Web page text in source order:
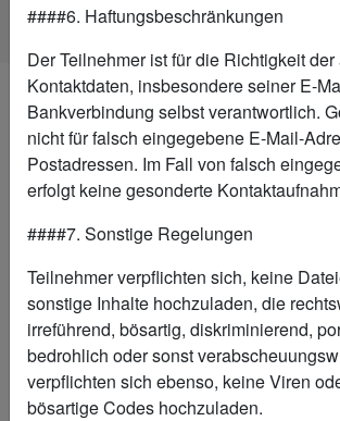
HIER
WO HABEN
REIFEN
####6. Haftungsbeschränkungen
Der Teilnehmer ist für die Richtigkeit
Kontaktdaten, insbesondere seiner E-
Bankverbindung selbst verantwortlich.
nicht für falsch eingegebene E-Mail-
Postadressen. Im Fall von falsch
erfolgt keine gesonderte
####7. Sonstige Regelungen
Teilnehmer verpflichten sich, keine
sonstige Inhalte hochzuladen, die
irreführend, bösartig, diskriminierend,
bedrohlich oder sonst
verpflichten sich ebenso, keine Viren
bösartige Codes hochzuladen.